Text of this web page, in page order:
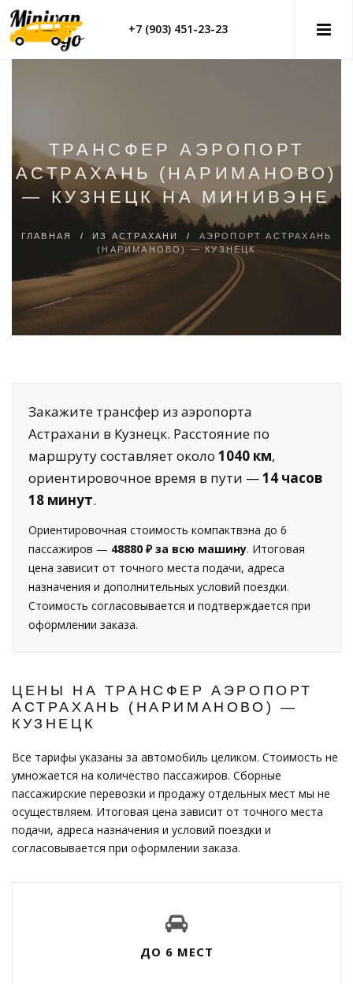
+7 (903) 451-23-23
ТРАНСФЕР АЭРОПОРТ
АСТРАХАНЬ (НАРИМАНОВО)
— КУЗНЕЦК НА МИНИВЭНЕ
ГЛАВНАЯ / ИЗ АСТРАХАНИ / АЭРОПОРТ АСТРАХАНЬ
(НАРИМАНОВО) — КУЗНЕЦК
Закажите трансфер из аэропорта
Астрахани в Кузнецк. Расстояние по
маршруту составляет около 1040 км,
ориентировочное время в пути —14 часов
18 минут.
Ориентировочная стоимость компактвэна до 6
пассажиров — 48880 ₽ за всю машину. Итоговая
цена зависит от точного места подачи, адреса
назначения и дополнительных условий поездки.
Стоимость согласовывается и подтверждается при
оформлении заказа.
ЦЕНЫ НА ТРАНСФЕР АЭРОПОРТ
АСТРАХАНЬ (НАРИМАНОВО) —
КУЗНЕЦК
Все тарифы указаны за автомобиль целиком. Стоимость не
умножается на количество пассажиров. Сборные
пассажирские перевозки и продажу отдельных мест мы не
осуществляем. Итоговая цена зависит от точного места
подачи, адреса назначения и условий поездки и
согласовывается при оформлении заказа.
ДО 6 МЕСТ